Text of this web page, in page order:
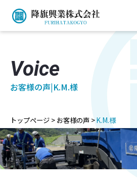
Voice
お客様の声|K.M.様
トップページ > お客様の声 >K.M.様